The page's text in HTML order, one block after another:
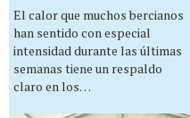
El calor que muchos bercianos
han sentido con especial
intensidad durante las últimas
semanas tiene un respaldo
claro en los…